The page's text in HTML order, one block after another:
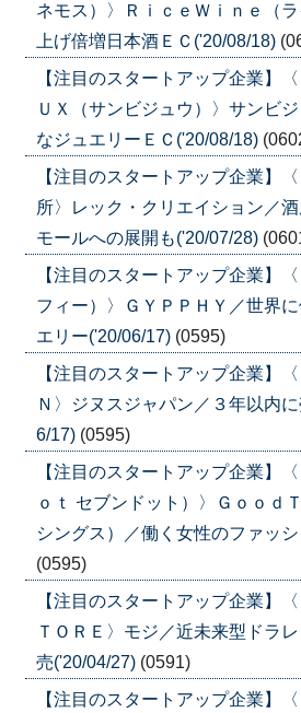
ネモス）〉ＲｉｃｅＷｉｎｅ（
上げ倍増日本酒ＥＣ('20/08/18)
【注目のスタートアップ企業】
ＵＸ（サンビジュウ）〉サンビ
なジュエリーＥＣ('20/08/18)
【注目のスタートアップ企業】
所〉レック・クリエイション／酒
モールへの展開も('20/07/28)
【注目のスタートアップ企業】
フィー）〉ＧＹＰＰＨＹ／世界
エリー('20/06/17) (0595)
【注目のスタートアップ企業】
Ｎ〉ジヌスジャパン／３年以内
6/17) (0595)
【注目のスタートアップ企業】
ｏｔ セブンドット）〉Ｇｏｏｄ
シングス）／働く女性のファッ
(0595)
【注目のスタートアップ企業】
ＴＯＲＥ〉モジ／近未来型ドラ
売('20/04/27) (0591)
【注目のスタートアップ企業】